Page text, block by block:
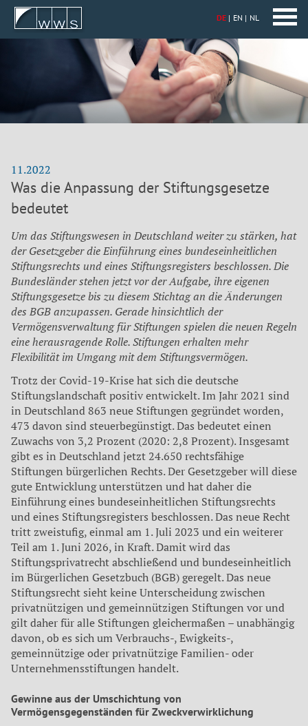
DE EN NL
11.2022
Was die Anpassung der Stiftungsgesetze
bedeutet
Um das Stiftungswesen in Deutschland weiter zu stärken, hat
der Gesetzgeber die Einführung eines bundeseinheitlichen
Stiftungsrechts und eines Stiftungsregisters beschlossen. Die
Bundesländer stehen jetzt vor der Aufgabe, ihre eigenen
Stiftungsgesetze bis zu diesem Stichtag an die Änderungen
des BGB anzupassen. Gerade hinsichtlich der
Vermögensverwaltung für Stiftungen spielen die neuen Regeln
eine herausragende Rolle. Stiftungen erhalten mehr
Flexibilität im Umgang mit dem Stiftungsvermögen.
Trotz der Covid-19-Krise hat sich die deutsche
Stiftungslandschaft positiv entwickelt. Im Jahr 2021 sind
in Deutschland 863 neue Stiftungen gegründet worden,
473 davon sind steuerbegünstigt. Das bedeutet einen
Zuwachs von 3,2 Prozent (2020: 2,8 Prozent). Insgesamt
gibt es in Deutschland jetzt 24.650 rechtsfähige
Stiftungen bürgerlichen Rechts. Der Gesetzgeber will diese
gute Entwicklung unterstützen und hat daher die
Einführung eines bundeseinheitlichen Stiftungsrechts
und eines Stiftungsregisters beschlossen. Das neue Recht
tritt zweistufig, einmal am 1. Juli 2023 und ein weiterer
Teil am 1. Juni 2026, in Kraft. Damit wird das
Stiftungsprivatrecht abschließend und bundeseinheitlich
im Bürgerlichen Gesetzbuch (BGB) geregelt. Das neue
Stiftungsrecht sieht keine Unterscheidung zwischen
privatnützigen und gemeinnützigen Stiftungen vor und
gilt daher für alle Stiftungen gleichermaßen – unabhängig
davon, ob es sich um Verbrauchs-, Ewigkeits-,
gemeinnützige oder privatnützige Familien- oder
Unternehmensstiftungen handelt.
Gewinne aus der Umschichtung von
Vermögensgegenständen für Zweckverwirklichung